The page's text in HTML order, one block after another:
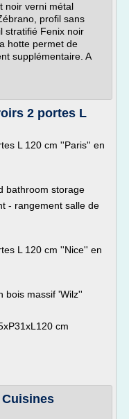
noir verni métal
profil sans
stratifié Fenix noir
hotte permet de
supplémentaire. A
2 portes L
L 120 cm ''Paris'' en
bathroom storage
- rangement salle de
L 120 cm ''Nice'' en
bois massif 'Wilz''
cm